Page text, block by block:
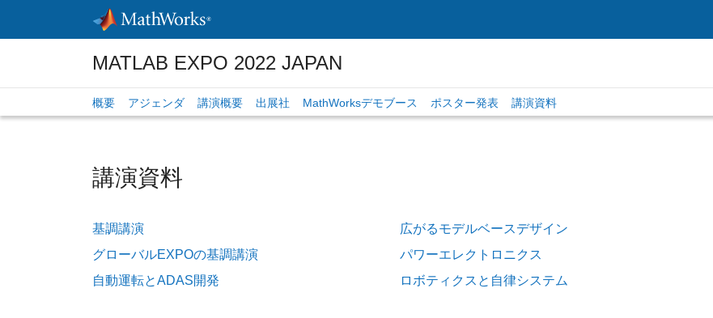
MATLAB EXPO 2022 JAPAN
概要 アジェンダ 講演概要 出展社 MathWorksデモブース ポスター発表 講演資料
講演資料
基調講演
グローバルEXPOの基調講演
自動運転とADAS開発
広がるモデルベースデザイン
パワーエレクトロニクス
ロボティクスと自律システム